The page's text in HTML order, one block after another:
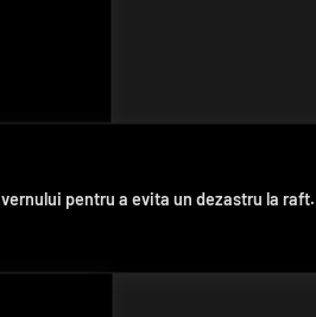
pentru a evita un dezastru la raft.